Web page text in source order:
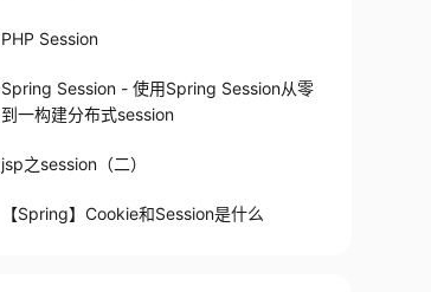
PHP Session
Spring Session - 使用Spring Session从零
到一构建分布式session
jsp之session（二）
【Spring】Cookie和Session是什么